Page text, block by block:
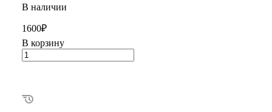
В наличии
1600₽
В корзину